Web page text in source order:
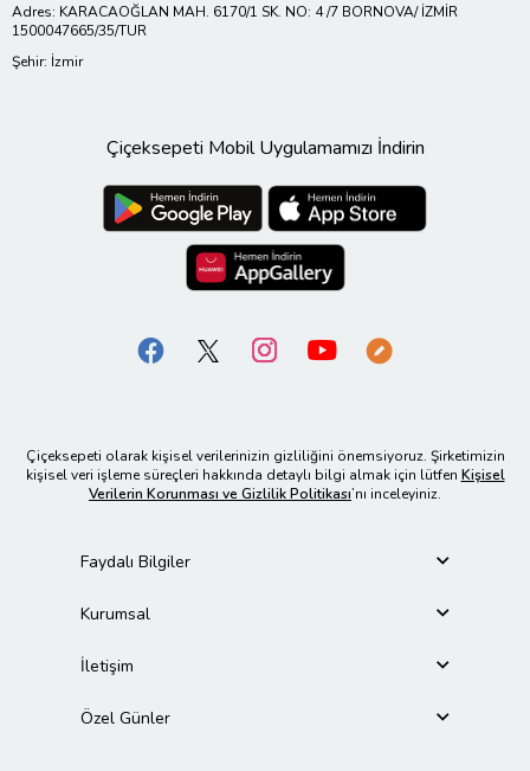
Adres: KARACAOĞLAN MAH. 6170/1 SK. NO: 4 /7 BORNOVA/ İZMİR
1500047665/35/TUR
Şehir: İzmir
Çiçeksepeti Mobil Uygulamamızı İndirin
Çiçeksepeti olarak kişisel verilerinizin gizliliğini önemsiyoruz. Şirketimizin
kişisel veri işleme süreçleri hakkında detaylı bilgi almak için lütfen Kişisel
Verilerin Korunması ve Gizlilik Politikası’nı inceleyiniz.
Faydalı Bilgiler
Kurumsal
İletişim
Özel Günler